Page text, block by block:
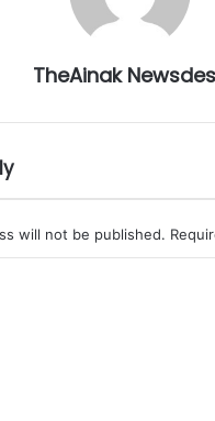
TheAinak
will not be published.